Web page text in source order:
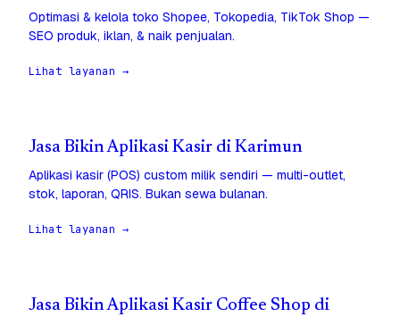
Optimasi & kelola toko Shopee, Tokopedia, TikTok Shop —
SEO produk, iklan, & naik penjualan.
Lihat layanan →
Jasa Bikin Aplikasi Kasir di Karimun
Aplikasi kasir (POS) custom milik sendiri — multi-outlet,
stok, laporan, QRIS. Bukan sewa bulanan.
Lihat layanan →
Jasa Bikin Aplikasi Kasir Coffee Shop di